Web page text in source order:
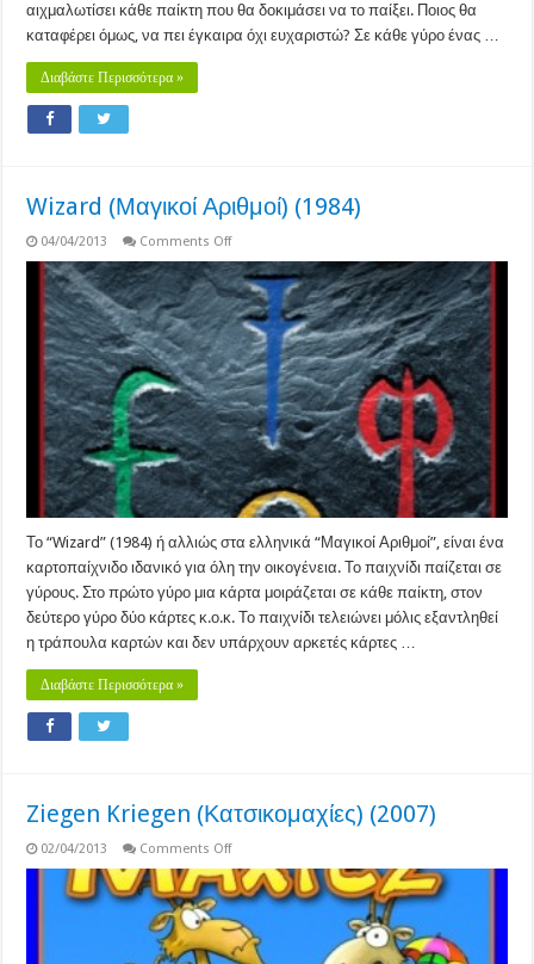
αιχμαλωτίσει κάθε παίκτη που θα δοκιμάσει να το παίξει. Ποιος θα
καταφέρει όμως, να πει έγκαιρα όχι ευχαριστώ? Σε κάθε γύρο ένας …
Διαβάστε Περισσότερα »
Wizard (Μαγικοί Αριθμοί) (1984)
04/04/2013 Comments Offon
(Μαγικοί
Αριθμοί)
(1984)
Το “Wizard” (1984) ή αλλιώς στα ελληνικά “Μαγικοί Αριθμοί”, είναι ένα
καρτοπαίχνιδο ιδανικό για όλη την οικογένεια. Το παιχνίδι παίζεται σε
γύρους. Στο πρώτο γύρο μια κάρτα μοιράζεται σε κάθε παίκτη, στον
δεύτερο γύρο δύο κάρτες κ.ο.κ. Το παιχνίδι τελειώνει μόλις εξαντληθεί
η τράπουλα καρτών και δεν υπάρχουν αρκετές κάρτες …
Διαβάστε Περισσότερα »
Ziegen Kriegen (Κατσικομαχίες) (2007)
02/04/2013 Comments Offon
Kriegen
(Κατσικομαχίες)
(2007)